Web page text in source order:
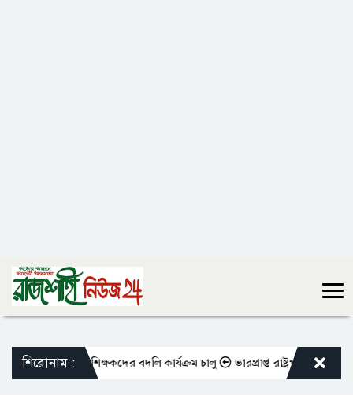
শিরোনাম :শিক্ষকদের বদলি কার্যক্রম চালু ভারপ্রাপ্ত রাষ্ট্রপতিকে শুভেচ্ছা